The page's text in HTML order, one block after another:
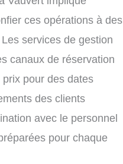
ces opérations à des
services de gestion
canaux de réservation
pour des dates
des clients
avec le personnel
pour chaque